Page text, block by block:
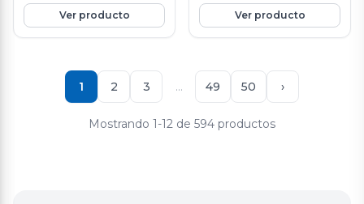
que está compuesta por agua
en un 85%, aporta vitamina E
y C, rica en fibra y en potasio.
intestinal. Ayuda a controlar
el colesterol.
Ver producto Ver producto
1 2 3 … 49 50 ›
Mostrando 1-12 de 594 productos